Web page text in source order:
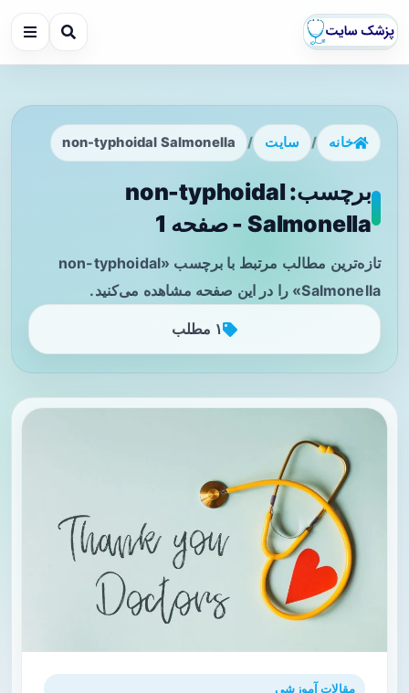
خانه / سایت /
non-typhoidal Salmonella
برچسب: non-typhoidal
Salmonella - صفحه 1
تازه‌ترین مطالب مرتبط با برچسب «non-typhoidal
Salmonella» را در این صفحه مشاهده می‌کنید.
۱ مطلب
مقالات آموزشی